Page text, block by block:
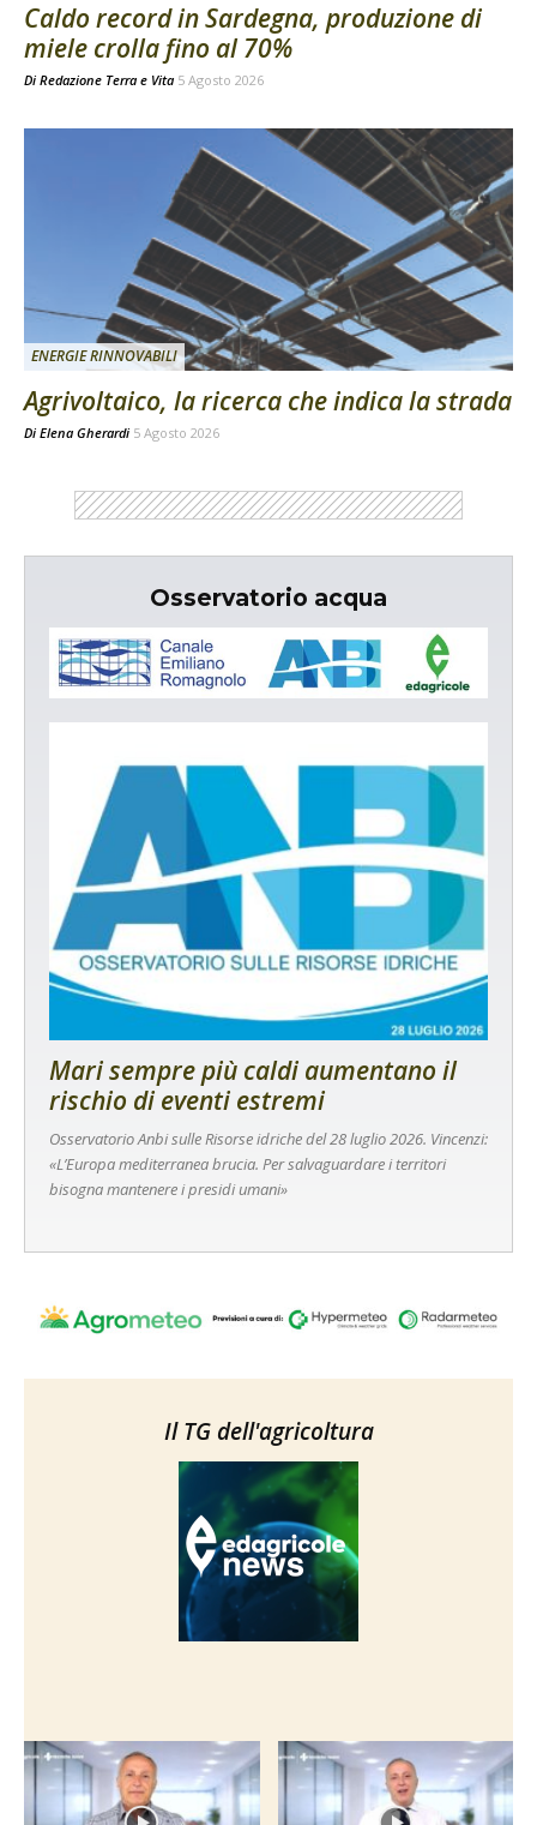
Caldo record in Sardegna, produzione di
miele crolla fino al 70%
Di Redazione Terra e Vita 5 Agosto 2026
ENERGIE RINNOVABILI
Agrivoltaico, la ricerca che indica la strada
Di Elena Gherardi 5 Agosto 2026
Osservatorio acqua
Mari sempre più caldi aumentano il
rischio di eventi estremi
Osservatorio Anbi sulle Risorse idriche del 28 luglio 2026. Vincenzi:
«L’Europa mediterranea brucia. Per salvaguardare i territori
bisogna mantenere i presidi umani»
Il TG dell'agricoltura